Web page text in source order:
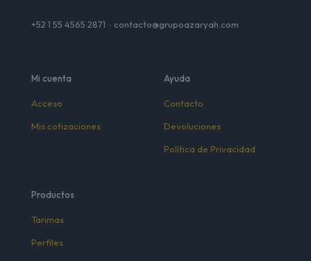
+52 1 55 4565 2871 - contacto@grupoazaryah.com
Mi cuenta
Acceso
Mis cotizaciones
Ayuda
Contacto
Devoluciones
Política de Privacidad
Productos
Tarimas
Perfiles